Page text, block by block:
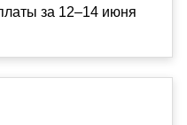
за 12–14 июня